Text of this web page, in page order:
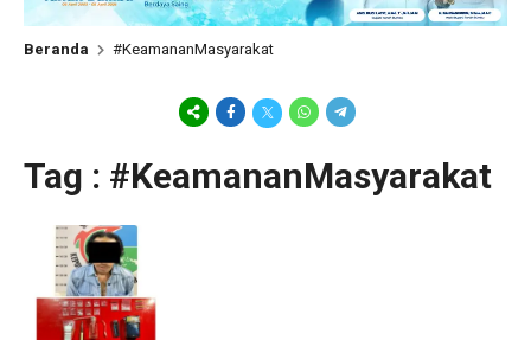
Beranda #KeamananMasyarakat
Tag : #KeamananMasyarakat